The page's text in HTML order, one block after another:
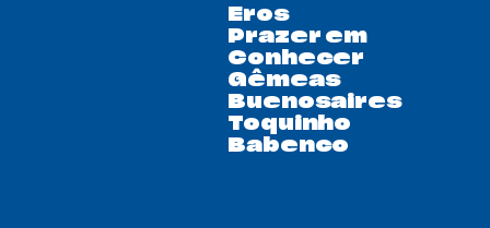
Eros
Prazer em
Conhecer
Gêmeas
Buenosaires
Toquinho
Babenco